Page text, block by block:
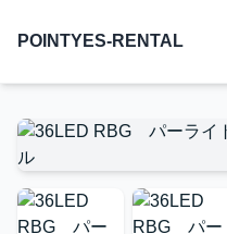
POINTYES-RENTAL